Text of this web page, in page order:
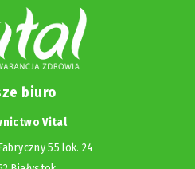
biuro
Vital
55 lok. 24